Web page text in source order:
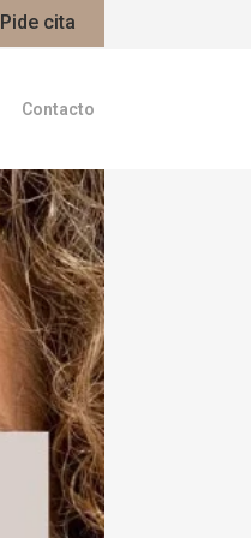
Pide cita
Contacto